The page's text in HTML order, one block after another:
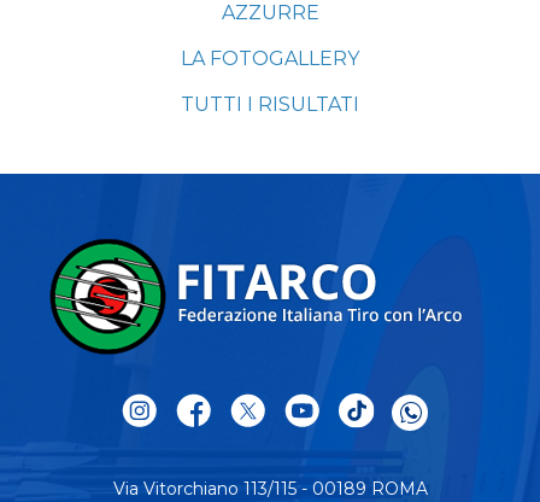
AZZURRE
LA FOTOGALLERY
TUTTI I RISULTATI
Via Vitorchiano 113/115 - 00189 ROMA